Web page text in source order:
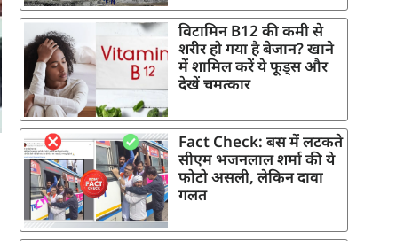
विटामिन B12 की कमी से
शरीर हो गया है बेजान? खाने
में शामिल करें ये फूड्स और
देखें चमत्कार
Fact Check: बस में लटकते
सीएम भजनलाल शर्मा की ये
फोटो असली, लेकिन दावा
गलत